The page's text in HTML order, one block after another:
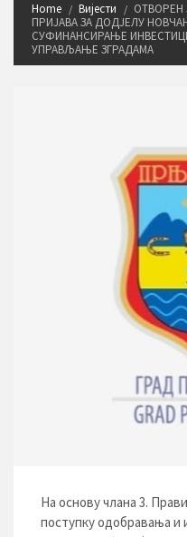
Home Вијести
ОТВОРЕН
ПРИЈАВА ЗА ДОДЈЕЛУ
СУФИНАНСИРАЊЕ
УПРАВЉАЊЕ ЗГРАДАМА
На основу члана 3.
поступку одобравања и